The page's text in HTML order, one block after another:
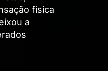
física
a